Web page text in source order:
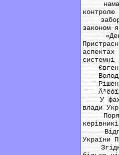
законом
системні
Євген
Рішення
Â³êòîð
У
влади
України
Згідно